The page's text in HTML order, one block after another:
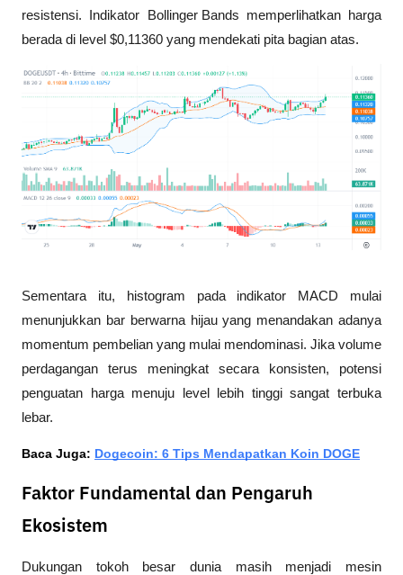
resistensi. Indikator
Bollinger Bands memperlihatkan harga
berada di level $0,11360 yang mendekati pita bagian atas.
Sementara itu, histogram pada indikator MACD mulai
menunjukkan bar berwarna hijau yang menandakan adanya
momentum pembelian yang mulai mendominasi. Jika volume
perdagangan terus meningkat secara konsisten, potensi
penguatan harga menuju level lebih tinggi sangat terbuka
lebar.
Baca Juga: Dogecoin: 6 Tips Mendapatkan Koin DOGE
Faktor Fundamental dan Pengaruh
Ekosistem
Dukungan tokoh besar dunia masih menjadi mesin